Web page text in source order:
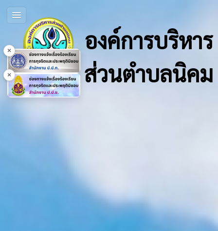
×
×
องค์การบริหาร
ส่วนตำบลนิคม